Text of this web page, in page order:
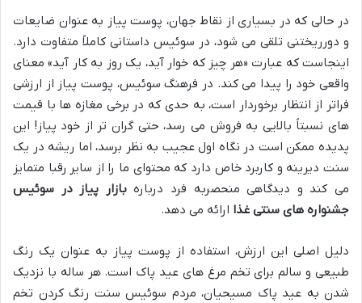
در حالی که در بسیاری از نقاط جهان، پوست پیاز به عنوان ضایعات
و دورریختنی تلقی می شود، در سوئیس داستانی کاملاً متفاوت دارد.
اینجاست که عبارت «هر چیز که خوار آید، یک روز به کار آید» معنای
واقعی خود را پیدا می کند. در فرهنگ سوئیس، پوست پیاز از ارزشی
فراتر از انتظار برخوردار است، به حدی که در برخی مغازه ها با قیمت
های نسبتاً بالایی به فروش می رسد، حتی گران تر از خود پیاز! این
پدیده ممکن است در نگاه اول عجیب به نظر برسد، اما ریشه در یک
سنت دیرینه و کاربرد خاص دارد که محتوای ما را از سایر رقبا متمایز
می کند و دیدگاهی منحصربه فرد دربارهبازار پیاز در سوئیس
جشنواره های سنتی غذا ارائه می دهد.
دلیل اصلی این ارزش، استفاده از پوست پیاز به عنوان یک رنگ
طبیعی و سالم برای تخم مرغ های عید پاک است. هر ساله با نزدیک
شدن به عید پاک مسیحیان، مردم سوئیس سنت رنگ کردن تخم